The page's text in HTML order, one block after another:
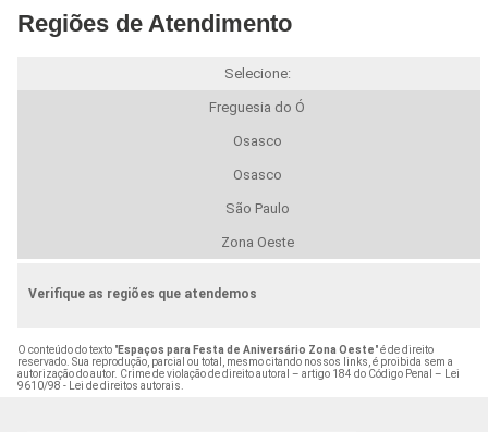
Regiões de Atendimento
Selecione:
Freguesia do Ó
Osasco
Osasco
São Paulo
Zona Oeste
Verifique as regiões que atendemos
O conteúdo do texto "Espaços para Festa de Aniversário Zona Oeste" é de direito
reservado. Sua reprodução, parcial ou total, mesmo citando nossos links, é proibida sem a
autorização do autor. Crime de violação de direito autoral – artigo 184 do Código Penal – Lei
9610/98 - Lei de direitos autorais.